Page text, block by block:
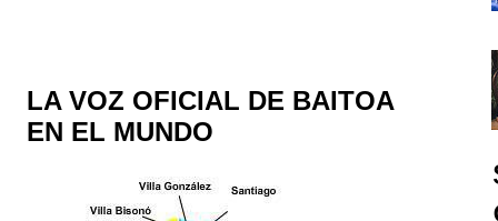
LA VOZ OFICIAL DE BAITOA
EN EL MUNDO